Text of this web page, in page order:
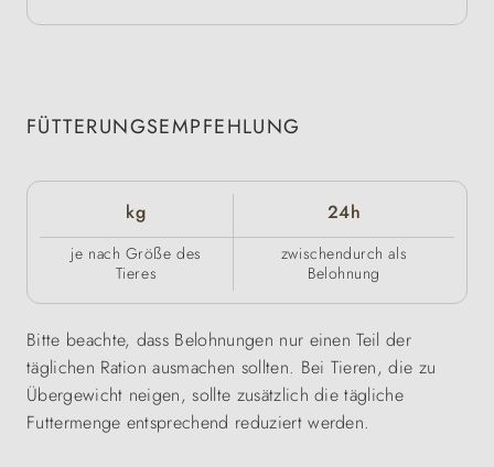
FÜTTERUNGSEMPFEHLUNG
kg 24h
je nach Größe des
Tieres
zwischendurch als
Belohnung
Bitte beachte, dass Belohnungen nur einen Teil der
täglichen Ration ausmachen sollten. Bei Tieren, die zu
Übergewicht neigen, sollte zusätzlich die tägliche
Futtermenge entsprechend reduziert werden.